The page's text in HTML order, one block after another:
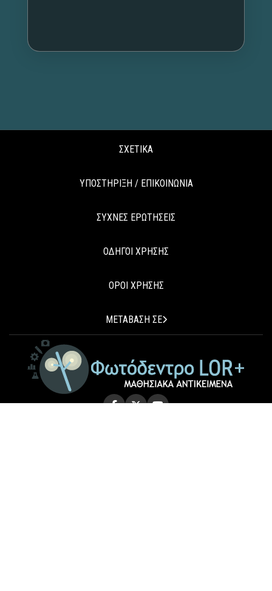
ΣΧΕΤΙΚΑ
ΥΠΟΣΤΗΡΙΞΗ / ΕΠΙΚΟΙΝΩΝΙΑ
ΣΥΧΝΕΣ ΕΡΩΤΗΣΕΙΣ
ΟΔΗΓΟΙ ΧΡΗΣΗΣ
ΟΡΟΙ ΧΡΗΣΗΣ
ΜΕΤΑΒΑΣΗ ΣΕ